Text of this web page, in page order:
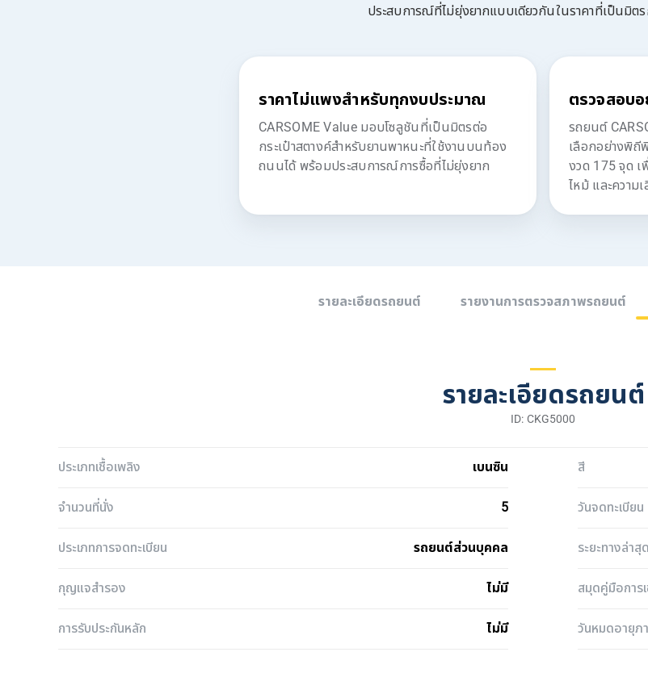
ประสบการณ์ที่ไม่ยุ่งยากแบบเดียวกันในราคาที่เป็นมิตร
ราคาไม่แพงสำหรับทุกงบประมาณ
CARSOME Value มอบโซลูชันที่เป็นมิตรต่อ
กระเป๋าสตางค์สำหรับยานพาหนะที่ใช้งานบนท้อง
ถนนได้ พร้อมประสบการณ์การซื้อที่ไม่ยุ่งยาก
ตรวจสอบ
รถยนต์
เลือกอย่างพิถี
งวด 175 จุด เ
ไหม้ และความ
รายละเอียดรถยนต์ รายงานการตรวจสภาพรถยนต์
รายละเอียดรถยนต์
ID: CKG5000
ประเภทเชื้อเพลิง เบนซิน สี
จำนวนที่นั่ง 5 วันจดทะเบียน
ประเภทการจดทะเบียน รถยนต์ส่วนบุคคล ระยะทางล่าสุด
กุญแจสำรอง ไม่มี สมุดคู่มือการ
การรับประกันหลัก ไม่มี วันหมดอายุภ